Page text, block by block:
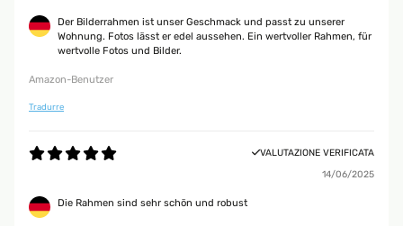
Der Bilderrahmen ist unser Geschmack und passt zu unserer
Wohnung. Fotos lässt er edel aussehen. Ein wertvoller Rahmen, für
wertvolle Fotos und Bilder.
Amazon-Benutzer
Tradurre
VALUTAZIONE VERIFICATA
14/06/2025
Die Rahmen sind sehr schön und robust